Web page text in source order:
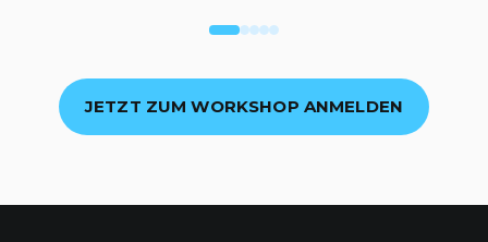
JETZT ZUM WORKSHOP ANMELDEN